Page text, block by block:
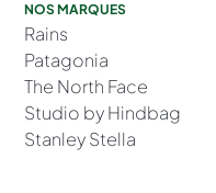
NOS MARQUES
Rains
Patagonia
The North Face
Studio by Hindbag
Stanley Stella